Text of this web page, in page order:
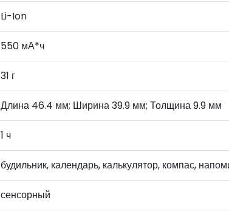
Li-Ion
550 мА*ч
31 г
Длина 46.4 мм; Ширина 39.9 мм; Толщина 9.9 мм
1 ч
будильник, календарь, калькулятор, компас,
сенсорный